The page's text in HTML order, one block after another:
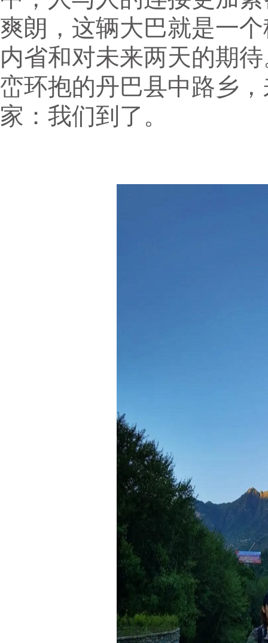
爽朗，这辆大巴就是一
内省和对未来两天的期
峦环抱的丹巴县中路乡
家：我们到了。